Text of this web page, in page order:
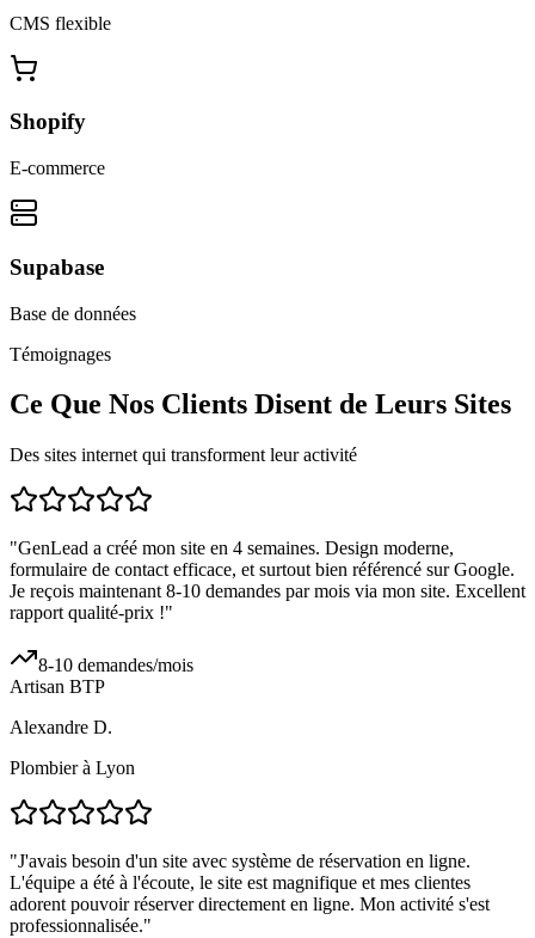
CMS flexible
Shopify
E-commerce
Supabase
Base de données
Témoignages
Ce Que Nos Clients Disent de Leurs Sites
Des sites internet qui transforment leur activité
"GenLead a créé mon site en 4 semaines. Design moderne,
formulaire de contact efficace, et surtout bien référencé sur Google.
Je reçois maintenant 8-10 demandes par mois via mon site. Excellent
rapport qualité-prix !"
8-10 demandes/mois
Artisan BTP
Alexandre D.
Plombier à Lyon
"J'avais besoin d'un site avec système de réservation en ligne.
L'équipe a été à l'écoute, le site est magnifique et mes clientes
adorent pouvoir réserver directement en ligne. Mon activité s'est
professionnalisée."